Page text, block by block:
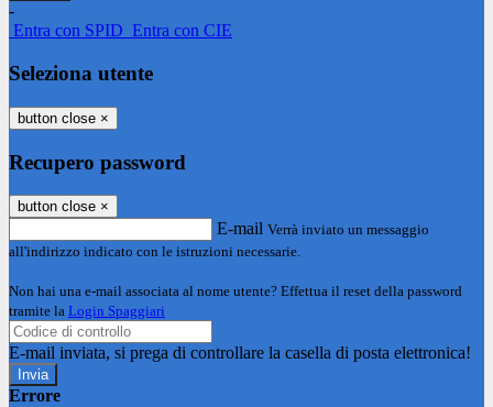
-
Entra con SPID Entra con CIE
Seleziona utente
button close ×
Recupero password
button close ×
E-mail Verrà inviato un messaggio
all'indirizzo indicato con le istruzioni necessarie.
Non hai una e-mail associata al nome utente? Effettua il reset della password
tramite la Login Spaggiari
E-mail inviata, si prega di controllare la casella di posta elettronica!
Errore